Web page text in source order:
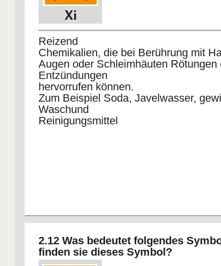
Reizend
Chemikalien, die bei Berührung mit
Augen oder Schleimhäuten Rötungen
Entzündungen
hervorrufen können.
Zum Beispiel Soda, Javelwasser,
Waschund
Reinigungsmittel
2.12 Was bedeutet folgendes
finden sie dieses Symbol?